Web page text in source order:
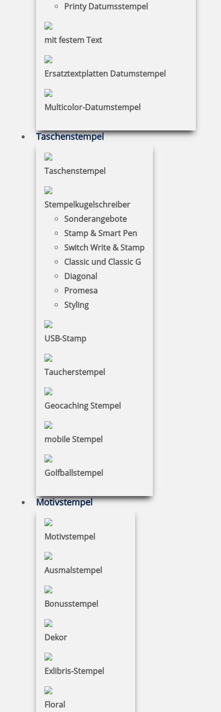
Printy Datumsstempel
mit festem Text
Ersatztextplatten Datumstempel
Multicolor-Datumstempel
Taschenstempel
Taschenstempel
Stempelkugelschreiber
Sonderangebote
Stamp & Smart Pen
Switch Write & Stamp
Classic und Classic G
Diagonal
Promesa
Styling
USB-Stamp
Taucherstempel
Geocaching Stempel
mobile Stempel
Golfballstempel
Motivstempel
Motivstempel
Ausmalstempel
Bonusstempel
Dekor
Exlibris-Stempel
Floral
Jetzt gestalten
20,80 €
Jetzt gestalten
Motivstempel mit Abdruck: Home Again.
9,87 €
Jetzt gestalten
Jetzt gestalten